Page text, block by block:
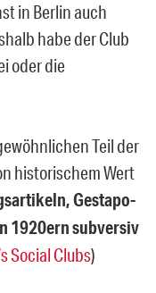
in Berlin auch
habe der Club
oder die
Teil der
historischem Wert
Gestapo-
1920ern subversiv
Social Clubs)